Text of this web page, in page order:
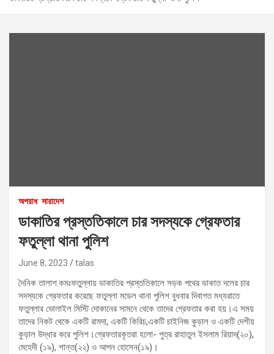
অপরাধ সারাদেশ
ডাকাতির প্রস্ততিকালে চার সদস্যকে গ্রেফতার
ফতুল্লা থানা পুলিশ
June 8, 2023 talas
দৈনিক তালাশ.কমঃফতুল্লায় ডাকাতির প্রস্ততিকালে সড়ক পথের ডাকাত দলের চার
সদস্যকে গ্রেফতার করেছে ফতুল্লা মডেল থানা পুলিশ বুধবার দিবাগত মধ্যরাতে
ফতুল্লার ভোলাইল মিস্টি দোকানের সামনে থেকে তাদের গ্রেফতার করা হয়।এ সময়
তাদের নিকট থেকে একটি রামদা, একটি কিরিচ,একটি চাইনিজ কুড়াল ও একটি দেশীয়
কুড়াল উদ্ধার করে পুলিশ।গ্রেফতারকৃতরা হলো- পুত্র রাহাতুল ইসলাম রিয়াদ(২০),
মেহেদী (১৯), শান্ত(২২) ও আপন হোসেন(১৯)।